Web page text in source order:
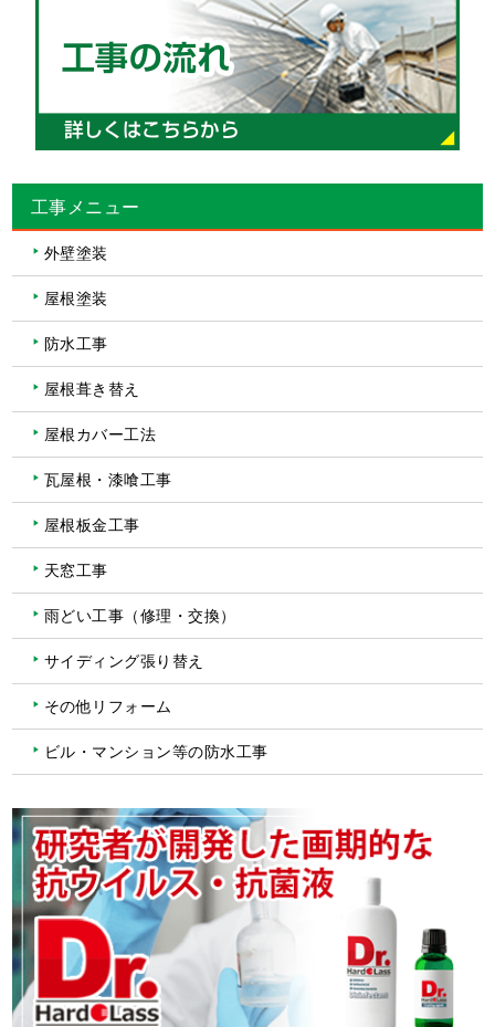
工事メニュー
外壁塗装
屋根塗装
防水工事
屋根葺き替え
屋根カバー工法
瓦屋根・漆喰工事
屋根板金工事
天窓工事
雨どい工事（修理・交換）
サイディング張り替え
その他リフォーム
ビル・マンション等の防水工事